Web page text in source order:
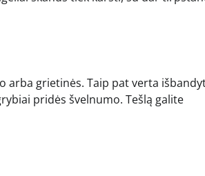
arba grietinės. Taip pat verta
pridės švelnumo. Tešlą galite